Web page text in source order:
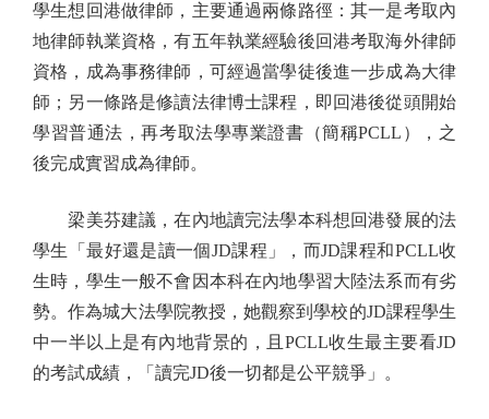
學生想回港做律師，主要通過兩條路徑：其一是考取內
地律師執業資格，有五年執業經驗後回港考取海外律師
資格，成為事務律師，可經過當學徒後進一步成為大律
師；另一條路是修讀法律博士課程，即回港後從頭開始
學習普通法，再考取法學專業證書（簡稱PCLL），之
後完成實習成為律師。
梁美芬建議，在內地讀完法學本科想回港發展的法
學生「最好還是讀一個JD課程」，而JD課程和PCLL收
生時，學生一般不會因本科在內地學習大陸法系而有劣
勢。作為城大法學院教授，她觀察到學校的JD課程學生
中一半以上是有內地背景的，且PCLL收生最主要看JD
的考試成績，「讀完JD後一切都是公平競爭」。